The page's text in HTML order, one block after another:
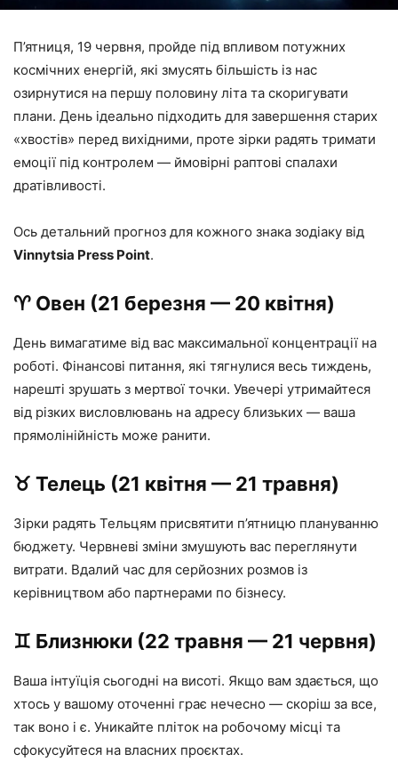
П’ятниця, 19 червня, пройде під впливом потужних
космічних енергій, які змусять більшість із нас
озирнутися на першу половину літа та скоригувати
плани. День ідеально підходить для завершення старих
«хвостів» перед вихідними, проте зірки радять тримати
емоції під контролем — ймовірні раптові спалахи
дратівливості.
Ось детальний прогноз для кожного знака зодіаку від
Vinnytsia Press Point.
♈️ Овен (21 березня — 20 квітня)
День вимагатиме від вас максимальної концентрації на
роботі. Фінансові питання, які тягнулися весь тиждень,
нарешті зрушать з мертвої точки. Увечері утримайтеся
від різких висловлювань на адресу близьких — ваша
прямолінійність може ранити.
♉️ Телець (21 квітня — 21 травня)
Зірки радять Тельцям присвятити п’ятницю плануванню
бюджету. Червневі зміни змушують вас переглянути
витрати. Вдалий час для серйозних розмов із
керівництвом або партнерами по бізнесу.
♊️ Близнюки (22 травня — 21 червня)
Ваша інтуїція сьогодні на висоті. Якщо вам здається, що
хтось у вашому оточенні грає нечесно — скоріш за все,
так воно і є. Уникайте пліток на робочому місці та
сфокусуйтеся на власних проєктах.